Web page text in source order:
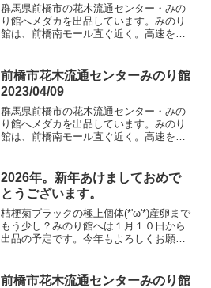
群馬県前橋市の花木流通センター・みの
り館へメダカを出品しています。みのり
館は、前橋南モール直ぐ近く。高速を挟
ングミッドナイトフリルｘ（クラウドグ
レーｘサファイア）ミッ...
前橋市花木流通センターみのり館
2023/04/09
群馬県前橋市の花木流通センター・みの
り館へメダカを出品しています。みのり
館は、前橋南モール直ぐ近く。高速を挟
ラスｘマリアージュキッシングワイドフ
ィンゾウリムシなど9時...
2026年。新年あけましておめで
とうございます。
桔梗菊ブラックの極上個体(*'ω'*)産卵まで
もう少し？みのり館へは１月１０日から
出品の予定です。今年もよろしくお願い
前橋市花木流通センターみのり館